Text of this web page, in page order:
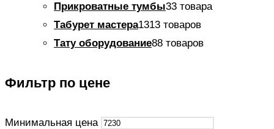
Прикроватные тумбы33 товара
Табурет мастера1313 товаров
Тату оборудование88 товаров
Фильтр по цене
Минимальная цена